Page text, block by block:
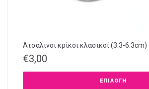
Ατσάλινοι κρίκοι κλασικοί (3.3-6.3cm)
€3,00
ΕΠΙΛΟΓΉ